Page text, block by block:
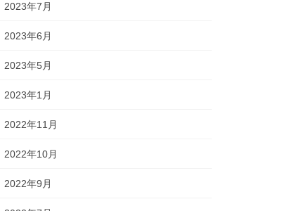
2023年7月
2023年6月
2023年5月
2023年1月
2022年11月
2022年10月
2022年9月